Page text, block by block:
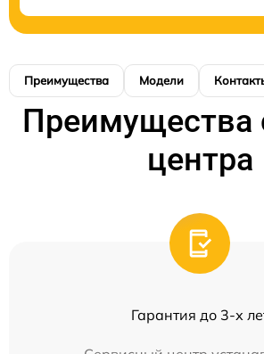
Преимущества Модели
Преимущества
центра
Гарантия до 3-х